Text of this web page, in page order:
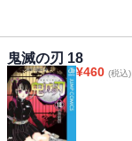
鬼滅の刃 18
¥460 (税込)